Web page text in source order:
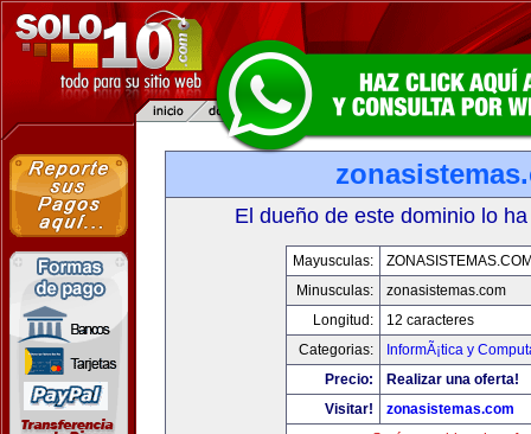
El dueño de este dominio lo
Mayusculas:
Minusculas:
zonasistemas.com
Longitud:
12 caracteres
Categorias:
InformÃ¡tica y
Precio:
Realizar una oferta!
Visitar!
zonasistemas.com